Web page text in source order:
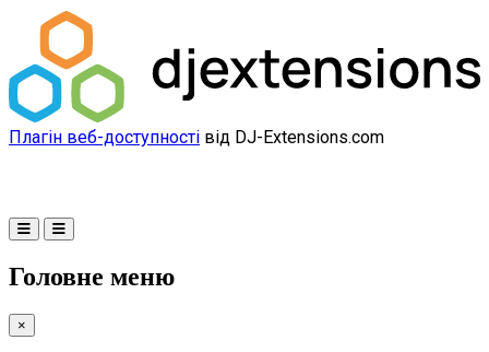
Плагін веб-доступності від DJ-Extensions.com
Головне меню
×